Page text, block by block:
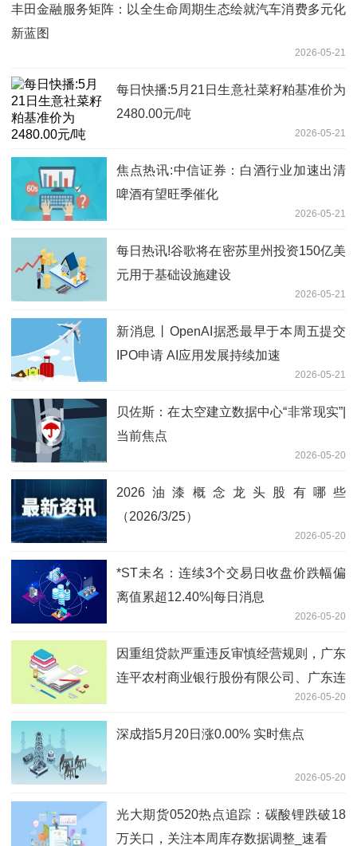
丰田金融服务矩阵：以全生命周期生态绘就汽车消费多元化
新蓝图
2026-05-21
每日快播:5月21日生意社菜籽粕基准价为
2480.00元/吨
2026-05-21
焦点热讯:中信证券：白酒行业加速出清
啤酒有望旺季催化
2026-05-21
每日热讯!谷歌将在密苏里州投资150亿美
元用于基础设施建设
2026-05-21
新消息丨OpenAI据悉最早于本周五提交
IPO申请 AI应用发展持续加速
2026-05-21
贝佐斯：在太空建立数据中心“非常现实”|
当前焦点
2026-05-20
2026油漆概念龙头股有哪些
（2026/3/25）
2026-05-20
*ST未名：连续3个交易日收盘价跌幅偏
离值累超12.40%|每日消息
2026-05-20
因重组贷款严重违反审慎经营规则，广东
连平农村商业银行股份有限公司、广东连
平农村商业银行股份有限公司陂头支行及
相关责任人员被罚款30万元和20万元
2026-05-20
深成指5月20日涨0.00% 实时焦点
2026-05-20
光大期货0520热点追踪：碳酸锂跌破18
万关口，关注本周库存数据调整_速看